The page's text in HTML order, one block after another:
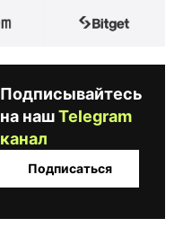
Подписывайтесь
на нашTelegram
канал
Подписаться